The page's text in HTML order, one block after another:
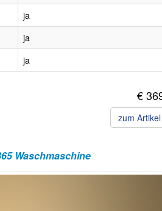
ja
ja
ja
€
zum
Waschmaschine